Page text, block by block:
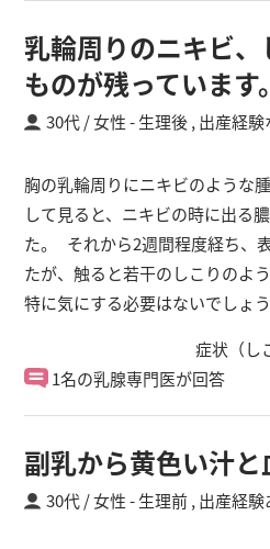
乳輪周りのニキビ
ものが残っています。
30代 / 女性 生理後 , 出産経験
胸の乳輪周りにニキビのような
して見ると、ニキビの時に出る
た。 それから2週間程度経ち、
たが、触ると若干のしこりのよ
特に気にする必要はないでしょ
症状（し
1名の乳腺専門医が回答
副乳から黄色い汁と
30代 / 女性 生理前 , 出産経験